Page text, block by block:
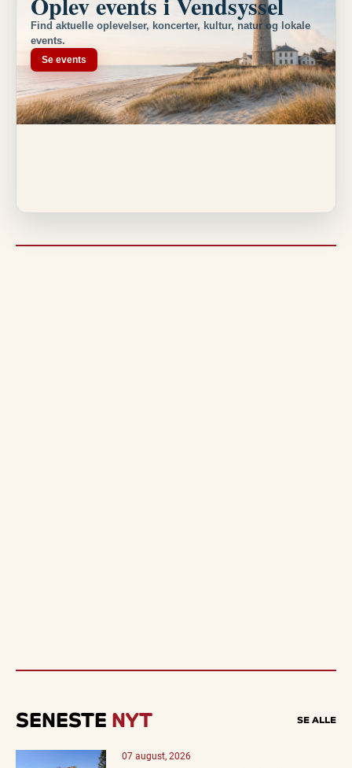
Find aktuelle oplevelser, koncerter, kultur, natur og lokale
events.
Se events
SENESTE NYT SE ALLE
07 august, 2026